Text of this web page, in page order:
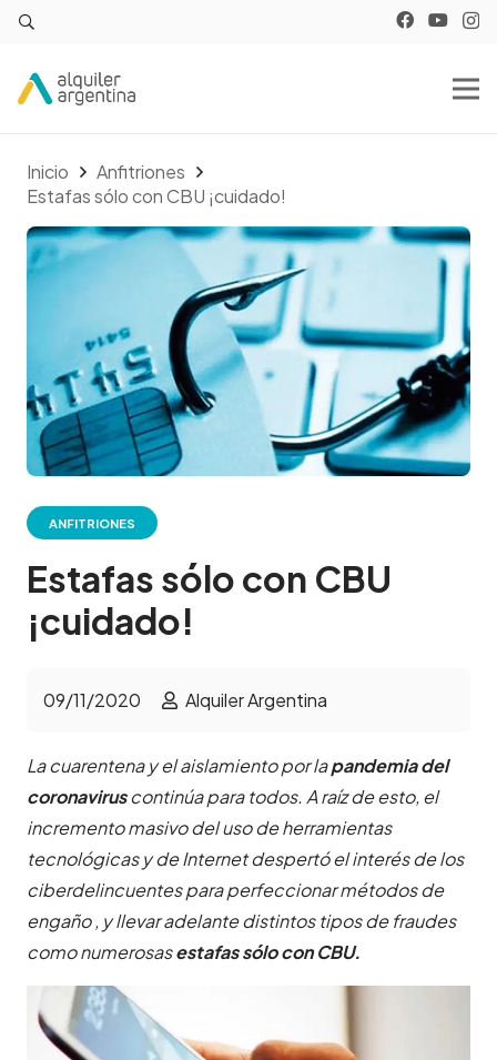
Inicio
Anfitriones
Estafas sólo con CBU ¡cuidado!
ANFITRIONES
Estafas sólo con CBU
¡cuidado!
09/11/2020 Alquiler Argentina
La cuarentena y el aislamiento por lapandemia del
coronaviruscontinúa para todos. A raíz de esto, el
incremento masivo del uso de herramientas
tecnológicas y de Internet despertó el interés de los
ciberdelincuentes para perfeccionar métodos de
engaño , y llevar adelante distintos tipos de fraudes
como numerosasestafas sólo con CBU.